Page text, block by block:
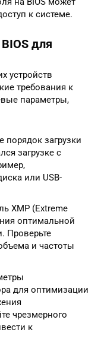
к системе.
для
устройств
требования к
параметры,
порядок загрузки
загрузке с
или USB-
XMP (Extreme
оптимальной
Проверьте
и частоты
для оптимизации
чрезмерного
к